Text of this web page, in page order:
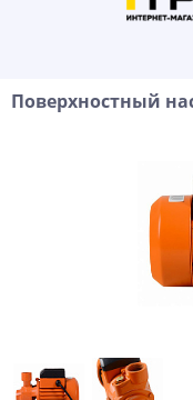
Поверхностный